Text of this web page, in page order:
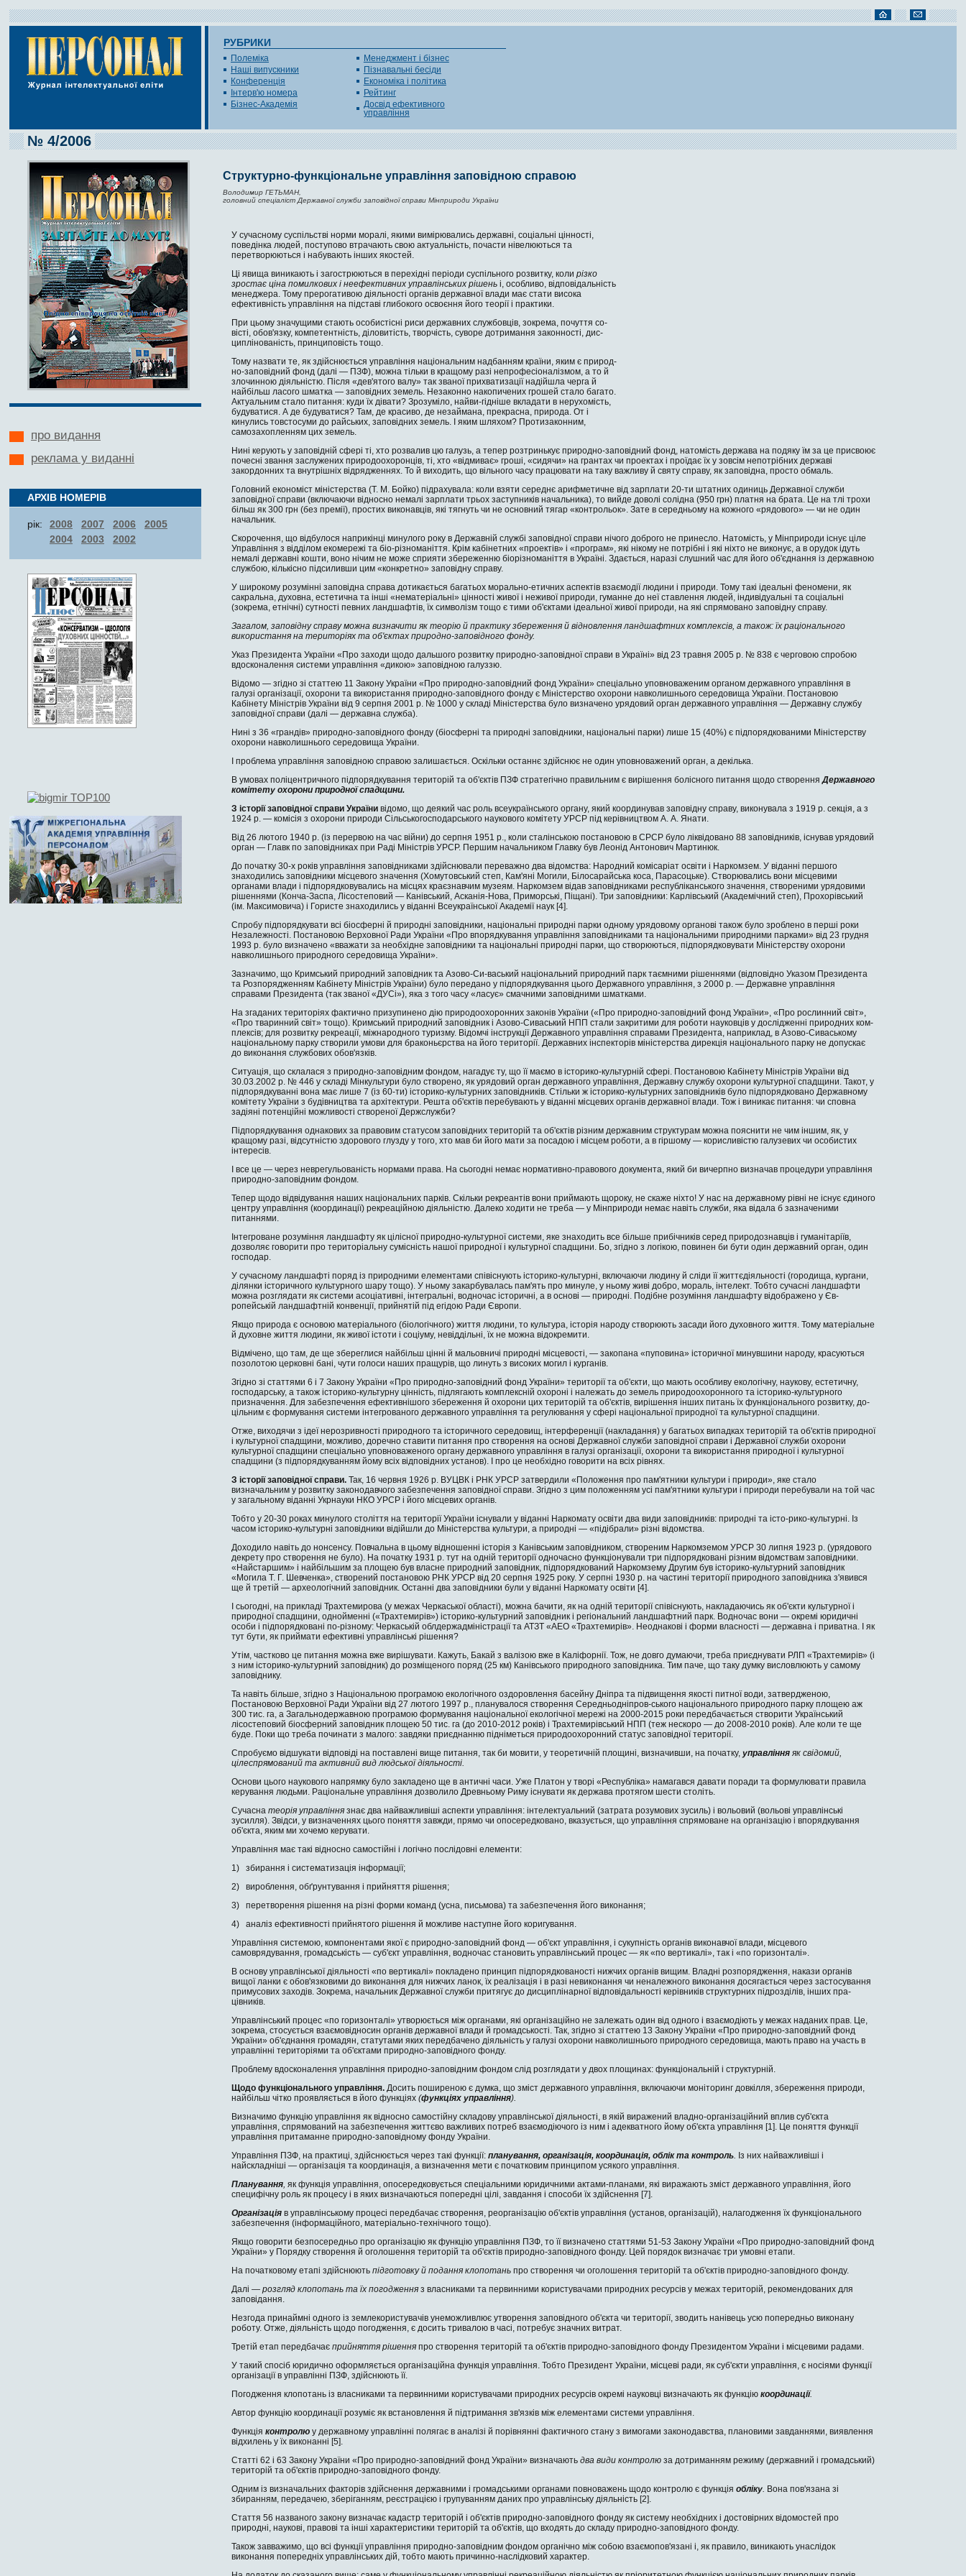
РУБРИКИ
Полеміка
Менеджмент і бізнес
Наші випускники
Пізнавальні бесіди
Конференція
Економіка і політика
Інтерв'ю номера
Рейтинг
Бізнес-Академія
Досвід ефективного
управління
№ 4/2006
про видання
реклама у виданні
АРХІВ НОМЕРІВ
рік: 2008 2007 2006
2005
2004
2003 2002
Структурно-функціональне управління заповідною справою
Володимир ГЕТЬМАН,
головний спеціаліст Державної служби заповідної справи Мінприроди України
У сучасному суспільстві норми моралі, якими вимі­рювались державні, соціаль­ні цінності,
поведінка людей, поступово втрачають свою актуальність, почасти ніве­люються та
перетворюються і набувають інших якостей.
Ці явища виникають і за­гострюються в перехідні пе­ріоди суспільного розвитку, коли різко
зростає ціна по­милкових і неефективних уп­равлінських рішень і, особли­во, відповідальність
менеджера. Тому прерога­тивою діяльності органів державної влади має стати висока
ефективність управління на під­ставі глибокого освоєння його теорії і практи­ки.
При цьому значущими стають особистісні ри­си державних службовців, зокрема, почуття со­
вісті, обов'язку, компетентність, діловитість, творчість, суворе дотримання законності, дис­
циплінованість, принциповість тощо.
Тому назвати те, як здійснюється управління національним надбанням країни, яким є природ­
но-заповідний фонд (далі — ПЗФ), можна тільки в кращому разі непрофесіоналізмом, а то й
зло­чинною діяльністю. Після «дев'ятого валу» так званої прихватизації надійшла черга й
найбільш ласого шматка — заповідних земель. Незаконно накопичених грошей стало багато.
Актуальним стало питання: куди їх дівати? Зрозуміло, найви-гідніше вкладати в нерухомість,
будуватися. А де будуватися? Там, де красиво, де незаймана, прек­расна, природа. От і
кинулись товстосуми до рай­ських, заповідних земель. І яким шляхом? Проти­законним,
самозахопленням цих земель.
Нині керують у заповідній сфері ті, хто розва­лив цю галузь, а тепер розтринькує природно-заповідний фонд, натомість держава на подяку їм за це присвоює
почесні звання заслужених природоохоронців, ті, хто «відмиває» гроші, «сидячи» на грантах чи проектах і проїдає їх у зовсім непотрібних державі
закордонних та внутрішніх відрядженнях. То й виходить, що вільного часу працювати на таку важливу й свя­ту справу, як заповідна, просто обмаль.
Головний економіст мі­ністерства (Т. М. Бойко) підрахувала: коли взяти середнє арифметичне від зарплати 20-ти штатних одиниць Дер­жавної служби
заповід­ної справи (включаючи відносно немалі зарпла­ти трьох заступників начальника), то вийде доволі солідна (950 грн) платня на брата. Це на тлі трохи
більш як 300 грн (без премії), простих виконавців, які тягнуть чи не основний тягар «контрольок». За­те в середньому на кож­ного «рядового» — чи не один
начальник.
Скорочення, що від­булося наприкінці ми­нулого року в Держав­ній службі заповідної справи нічого доброго не принесло. Натомість, у Мінприроди існує ці­ле
Управління з відді­лом екомережі та біо-різноманіття. Крім ка­бінетних «проектів» і «програм», які нікому не потрібні і які ніхто не виконує, а в орудок ідуть
немалі державні кошти, воно нічим не може сприяти збереженню біорізноманіття в Україні. Здається, наразі слушний час для його об'єднання із державною
службою, кількісно підсиливши цим «конкретно» заповідну справу.
У широкому розумінні заповідна справа доти­кається багатьох морально-етичних аспектів взаємодії людини і природи. Тому такі ідеальні феномени, як
сакральна, духовна, естетична та інші «нематеріальні» цінності живої і неживої природи, гуманне до неї ставлення людей, інди­відуальні та соціальні
(зокрема, етнічні) сут­ності певних ландшафтів, їх символізм тощо є тими об'єктами ідеальної живої природи, на які спрямовано заповідну справу.
Загалом, заповідну справу можна визначити як теорію й практику збереження й відновлення ландшафтних комплексів, а також: їх раціональ­ного
використання на територіях та об'єктах природно-заповідного фонду.
Указ Президента України «Про заходи щодо дальшого розвитку природно-заповідної справи в Україні» від 23 травня 2005 р. № 838 є черго­вою спробою
вдосконалення системи управлін­ня «дикою» заповідною галуззю.
Відомо — згідно зі статтею 11 Закону України «Про природно-заповідний фонд України» спе­ціально уповноваженим органом державного управління в
галузі організації, охорони та ви­користання природно-заповідного фонду є Мі­ністерство охорони навколишнього середовища України. Постановою
Кабінету Міністрів Укра­їни від 9 серпня 2001 р. № 1000 у складі Мініс­терства було визначено урядовий орган держав­ного управління — Державну службу
заповідної справи (далі — державна служба).
Нині з 36 «грандів» природно-заповідного фонду (біосферні та природні заповідники, на­ціональні парки) лише 15 (40%) є підпорядкованими Міністерству
охорони навколишнього середовища України.
І проблема управління заповідною справою залишається. Оскільки останнє здійснює не один уповноважений орган, а декілька.
В умовах поліцентричного підпорядкування територій та об'єктів ПЗФ стратегічно пра­вильним є вирішення болісного питання щодо створення Державного
комітету охорони природної спадщини.
З історії заповідної справи України відомо, що деякий час роль всеукраїнського органу, який координував заповідну справу, виконува­ла з 1919 р. секція, а з
1924 р. — комісія з охоро­ни природи Сільськогосподарського наукового комітету УРСР під керівництвом А. А. Янати.
Від 26 лютого 1940 р. (із перервою на час вій­ни) до серпня 1951 р., коли сталінською постановою в СРСР було ліквідовано 88 заповідни­ків, існував урядовий
орган — Главк по заповід­никах при Раді Міністрів УРСР. Першим на­чальником Главку був Леонід Антонович Мартинюк.
До початку 30-х років управління заповідни­ками здійснювали переважно два відомства: На­родний комісаріат освіти і Наркомзем. У віданні першого
знаходились заповідники місцевого значення (Хомутовський степ, Кам'яні Могили, Білосарайська коса, Парасоцьке). Створюва­лись вони місцевими
органами влади і підпо­рядковувались на місцях краєзнавчим музеям. Наркомзем відав заповідниками республікан­ського значення, створеними урядовими
рішен­нями (Конча-Заспа, Лісостеповий — Канів­ський, Асканія-Нова, Приморські, Піщані). Три заповідники: Карлівський (Академічний степ), Прохорівський
(ім. Максимовича) і Го­ристе знаходились у ві­данні Всеукраїнської Академії наук [4].
Спробу підпорядку­вати всі біосферні й природні заповідники, національні природні парки одному урядово­му органові також було зроблено в перші роки
Незалежності. Постано­вою Верховної Ради Ук­раїни «Про впорядку­вання управління запо­відниками та націо­нальними природними парками» від 23 грудня
1993 р. було визначено «вважати за необхідне заповідники та націо­нальні природні парки, що створюються, підпо­рядковувати Міністерс­тву охорони
навколиш­нього природного сере­довища України».
Зазначимо, що Крим­ський природний запо­відник та Азово-Си-васький національний природний парк таєм­ними рішеннями (від­повідно Указом Прези­дента
та Розпоряджен­ням Кабінету Міністрів України) було передано у підпорядкування цього Державного управлін­ня, з 2000 р. — Державне управління
справами Президента (так званої «ДУСі»), яка з того часу «ласує» смачними заповідними шматками.
На згаданих територіях фактично призупине­но дію природоохоронних законів України («Про природно-заповідний фонд України», «Про рослинний світ»,
«Про тваринний світ» тощо). Кримський природний заповідник і Азово-Сиваський НПП стали закритими для робо­ти науковців у дослідженні природних ком­
плексів; для розвитку рекреації, міжнародного туризму. Відомчі інструкції Державного управ­ління справами Президента, наприклад, в Азово-Сиваському
національному парку створили умови для браконьєрства на його території. Державних інспекторів міністерства дирекція національного парку не допускає
до виконання службових обов'язків.
Ситуація, що склалася з природно-заповід­ним фондом, нагадує ту, що її маємо в історико-культурній сфері. Постановою Кабінету Мініс­трів України від
30.03.2002 р. № 446 у складі Мінкультури було створено, як урядовий орган державного управління, Державну службу охо­рони культурної спадщини. Такот, у
підпоряд­куванні вона має лише 7 (із 60-ти) історико-культурних заповідників. Стільки ж історико-культурних заповідників було підпорядковано Державному
комітету України з будівництва та архітектури. Решта об'єктів перебувають у ві­данні місцевих органів державної влади. Тож і виникає питання: чи сповна
задіяні потенційні можливості створеної Держслужби?
Підпорядкування однакових за правовим ста­тусом заповідних територій та об'єктів різним державним структурам можна пояснити не чим іншим, як, у
кращому разі, відсутністю здорово­го глузду у того, хто мав би його мати за поса­дою і місцем роботи, а в гіршому — корисливіс­тю галузевих чи особистих
інтересів.
І все це — через неврегульованість нормами права. На сьогодні немає нормативно-правово­го документа, який би вичерпно визначав про­цедури управління
природно-заповідним фон­дом.
Тепер щодо відвідування наших національ­них парків. Скільки рекреантів вони прийма­ють щороку, не скаже ніхто! У нас на державно­му рівні не існує єдиного
центру управління (координації) рекреаційною діяльністю. Дале­ко ходити не треба — у Мінприроди немає на­віть служби, яка відала б зазначеними
питання­ми.
Інтегроване розуміння ландшафту як цілісної природно-культурної системи, яке знаходить все більше прибічників серед природознавців і гуманітаріїв,
дозволяє говорити про територі­альну сумісність нашої природної і культурної спадщини. Бо, згідно з логікою, повинен би бу­ти один державний орган, один
господар.
У сучасному ландшафті поряд із природними елементами співіснують історико-культурні, включаючи людину й сліди її життєдіяльності (городища, кургани,
ділянки історичного куль­турного шару тощо). У ньому закарбувалась пам'ять про минуле, у ньому живі добро, мо­раль, інтелект. Тобто сучасні ландшафти
можна розглядати як системи асоціативні, інтегральні, водночас історичні, а в основі — природні. По­дібне розуміння ландшафту відображено у Єв­
ропейській ландшафтній конвенції, прийнятій під егідою Ради Європи.
Якщо природа є основою матеріального (біо­логічного) життя людини, то культура, історія народу створюють засади його духовного жит­тя. Тому матеріальне
й духовне життя людини, як живої істоти і соціуму, невіддільні, їх не мож­на відокремити.
Відмічено, що там, де ще збереглися найбільш цінні й мальовничі природні місцевості, — зако­пана «пуповина» історичної минувшини наро­ду, красуються
позолотою церковні бані, чути голоси наших пращурів, що линуть з високих могил і курганів.
Згідно зі статтями 6 і 7 Закону України «Про природно-заповідний фонд України» території та об'єкти, що мають особливу екологічну, нау­кову, естетичну,
господарську, а також історико-культурну цінність, підлягають комплексній охороні і належать до земель природоохоронно­го та історико-культурного
призначення. Для забезпечення ефективнішого збереження й охо­рони цих територій та об'єктів, вирішення ін­ших питань їх функціонального розвитку, до­
цільним є формування системи інтегрованого державного управління та регулювання у сфері національної природної та культурної спадщи­ни.
Отже, виходячи з ідеї нерозривності природ­ного та історичного середовищ, інтерференції (накладання) у багатьох випадках територій та об'єктів природної
і культурної спадщини, мож­ливо, доречно ставити питання про створення на основі Державної служби заповідної справи і Державної служби охорони
культурної спадщи­ни спеціально уповноваженого органу держав­ного управління в галузі організації, охорони та використання природної і культурної
спадщи­ни (з підпорядкуванням йому всіх відповідних установ). І про це необхідно говорити на всіх рівнях.
З історії заповідної справи. Так, 16 червня 1926 р. ВУЦВК і РНК УРСР затвердили «По­ложення про пам'ятники культури і природи», яке стало
визначальним у розвитку законодав­чого забезпечення заповідної справи. Згідно з цим положенням усі пам'ятники культури і природи перебували на той час
у загальному ві­данні Укрнауки НКО УРСР і його місцевих ор­ганів.
Тобто у 20-30 роках минулого століття на те­риторії України існували у віданні Наркомату освіти два види заповідників: природні та істо-рико-культурні. Із
часом історико-культурні за­повідники відійшли до Міністерства культури, а природні — «підібрали» різні відомства.
Доходило навіть до нонсенсу. Повчальна в цьому відношенні історія з Канівським заповід­ником, створеним Наркомземом УРСР 30 лип­ня 1923 р. (урядового
декрету про створення не було). На початку 1931 р. тут на одній території одночасно функціонували три підпорядковані різним відомствам заповідники.
«Найстаршим» і найбільшим за площею був власне природний заповідник, підпорядкований Наркомзему Другим був історико-культурний заповідник
«Могила Т. Г. Шевченка», створений постано­вою РНК УРСР від 20 серпня 1925 року. У сер­пні 1930 р. на частині території природного за­повідника з'явився
ще й третій — археологіч­ний заповідник. Останні два заповідники були у віданні Наркомату освіти [4].
І сьогодні, на прикладі Трахтемирова (у ме­жах Черкаської області), можна бачити, як на одній території співіснують, накладаючись як об'єкти культурної і
природної спадщини, од­нойменні («Трахтемирів») історико-культур­ний заповідник і регіональний ландшафтний парк. Водночас вони — окремі юридичні
особи і підпорядковані по-різно­му: Черкаській облдерж­адміністрації та АТЗТ «АЕО «Трахтемирів». Не­однакові і форми власнос­ті — державна і приватна. І як
тут бути, як приймати ефективні управлінські рішення?
Утім, частково це питан­ня можна вже вирішува­ти. Кажуть, Бакай з валі­зою вже в Каліфорнії. Тож, не довго думаючи, треба приєднувати РЛП «Трахтемирів» (і
з ним іс­торико-культурний запо­відник) до розміщеного поряд (25 км) Канівсько­го природного заповідни­ка. Тим паче, що таку дум­ку висловлюють у самому
заповіднику.
Та навіть більше, згідно з Національною програ­мою екологічного оздо­ровлення басейну Дніпра та підвищення якості пит­ної води, затвердженою,
Постановою Верховної Ра­ди України від 27 лютого 1997 р., планувалося ство­рення Середньодніпров-ського національного при­родного парку площею аж
300 тис. га, а Загальнодер­жавною програмою формування національної екологічної мережі на 2000-2015 роки передбачається створити Укра­їнський
лісостеповий біосферний заповідник площею 50 тис. га (до 2010-2012 років) і Трахтемирівський НПП (теж нескоро — до 2008-2010 років). Але коли те ще
буде. Поки що треба починати з малого: завдяки приєднан­ню підніметься природоохоронний статус запо­відної території.
Спробуємо відшукати відповіді на поставлені вище питання, так би мовити, у теоретичній площині, визначивши, на початку, управління як свідомий,
цілеспрямований та активний вид людської діяльності.
Основи цього наукового напрямку було зак­ладено ще в античні часи. Уже Платон у творі «Республіка» намагався давати поради та фор­мулювати правила
керування людьми. Раціо­нальне управління дозволило Древньому Риму існувати як держава протягом шести століть.
Сучасна теорія управління знає два найваж­ливіші аспекти управління: інтелектуальний (затрата розумових зусиль) і вольовий (вольові управлінські
зусилля). Звідси, у визначеннях цього поняття завжди, прямо чи опосередкова­но, вказується, що управління спрямоване на організацію і впорядкування
об'єкта, яким ми хочемо керувати.
Управління має такі відносно самостійні і ло­гічно послідовні елементи:
1) збирання і систематизація інформації;
2) вироблення, обґрунтування і прийняття рі­шення;
3) перетворення рішення на різні форми ко­манд (усна, письмова) та забезпечення його ви­конання;
4) аналіз ефективності прийнятого рішення й можливе наступне його коригування.
Управління системою, компонентами якої є природно-заповідний фонд — об'єкт управлін­ня, і сукупність органів виконавчої влади, міс­цевого
самоврядування, громадськість — суб'єкт управління, водночас становить управ­лінський процес — як «по вертикалі», так і «по горизонталі».
В основу управлінської діяльності «по верти­калі» покладено принцип підпорядкованості нижчих органів вищим. Владні розпорядження, накази органів
вищої ланки є обов'язковими до виконання для нижчих ланок, їх реалізація і в разі невиконання чи неналежного виконання досягається через застосування
примусових за­ходів. Зокрема, начальник Державної служби притягує до дисциплінарної відповідальності керівників структурних підрозділів, інших пра­
цівників.
Управлінський процес «по горизонталі» утво­рюється між органами, які організаційно не за­лежать один від одного і взаємодіють у межах наданих прав. Це,
зокрема, стосується взаємо­відносин органів державної влади й громад­ськості. Так, згідно зі статтею 13 Закону Украї­ни «Про природно-заповідний фонд
України» об'єднання громадян, статутами яких передба­чено діяльність у галузі охорони навколишньо­го природного середовища, мають право на участь в
управлінні територіями та об'єктами природно-заповідного фонду.
Проблему вдосконалення управління природ­но-заповідним фондом слід розглядати у двох площинах: функціональній і структурній.
Щодо функціонального управління. Досить поширеною є думка, що зміст державного уп­равління, включаючи моніторинг довкілля, збереження природи,
найбільш чітко проявля­ється в його функціях (функціях управлін­ня).
Визначимо функцію управління як відносно самостійну складову управлінської діяльності, в якій виражений владно-організаційний вплив суб'єкта
управління, спрямований на за­безпечення життєво важливих потреб взаємо­діючого із ним і адекватного йому об'єкта уп­равління [1]. Це поняття функції
управління притаманне природно-заповідному фонду Ук­раїни.
Управління ПЗФ, на практиці, здійснюється через такі функції: планування, організація, координація, облік та контроль Із них най­важливіші і
найскладніші — організація та ко­ординація, а визначення мети є початковим принципом усякого управління.
Планування як функція управління, опосе­редковується спеціальними юридичними акта­ми-планами, які виражають зміст державного управління, його
специфічну роль як процесу і в яких визначаються попередні цілі, завдання і способи їх здійснення [7].
Організація в управлінському процесі перед­бачає створення, реорганізацію об'єктів управ­ління (установ, організацій), налагодження їх функціонального
забезпечення (інформаційно­го, матеріально-технічного тощо).
Якщо говорити безпосередньо про організа­цію як функцію управління ПЗФ, то її визначе­но статтями 51-53 Закону України «Про при­родно-заповідний фонд
України» у Порядку створення й оголошення територій та об'єктів природно-заповідного фонду. Цей порядок виз­начає три умовні етапи.
На початковому етапі здійснюють підготовку й подання клопотань про створення чи оголошення територій та об'єктів природно-заповід­ного фонду.
Далі — розгляд клопотань та їх погодження з власниками та первинними користувачами природних ресурсів у межах територій, реко­мендованих для
заповідання.
Незгода принаймні одного із землекористува­чів унеможливлює утворення заповідного об'єкта чи території, зводить нанівець усю попе­редньо виконану
роботу. Отже, діяльність щодо погодження, є досить тривалою в часі, потребує значних витрат.
Третій етап передбачає прийняття рішення про створення територій та об'єктів природно-заповідного фонду Президентом України і міс­цевими радами.
У такий спосіб юридично оформляється орга­нізаційна функція управління. Тобто Прези­дент України, місцеві ради, як суб'єкти управ­ління, є носіями функції
організації в управлін­ні ПЗФ, здійснюють її.
Погодження клопотань із власниками та пер­винними користувачами природних ресурсів окремі науковці визначають як функцію коор­динації.
Автор функцію координації розуміє як вста­новлення й підтримання зв'язків між елемента­ми системи управління.
Функція контролю у державному управлін­ні полягає в аналізі й порівнянні фактичного стану з вимогами законодавства, плановими завданнями, виявлення
відхилень у їх виконан­ні [5].
Статті 62 і 63 Закону України «Про природно-заповідний фонд України» визначають два види контролю за дотриманням режиму (державний і громадський)
територій та об'єктів природно-заповідного фонду.
Одним із визначальних факторів здійснення державними і громадськими органами повнова­жень щодо контролю є функція обліку Вона пов'язана зі
збиранням, передачею, зберіган­ням, реєстрацією і групуванням даних про уп­равлінську діяльність [2].
Стаття 56 названого закону визначає кадастр територій і об'єктів природно-заповідного фон­ду як систему необхідних і достовірних відо­мостей про
природні, наукові, правові та інші характеристики територій та об'єктів, що вхо­дять до складу природно-заповідного фонду.
Також завважимо, що всі функції управління природно-заповідним фондом органічно між собою взаємопов'язані і, як правило, виникають унаслідок
виконання попередніх управлінських дій, тобто мають причинно-наслідковий харак­тер.